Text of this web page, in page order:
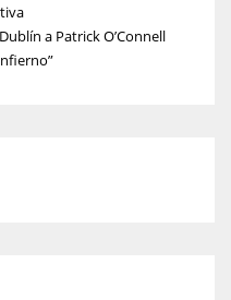
a Patrick O’Connell